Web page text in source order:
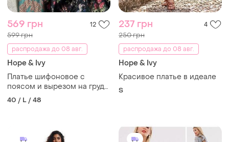
569 грн 12
599 грн
распродажа до 08 авг.
Hope & Ivy
Платье шифоновое с
поясом и вырезом на груди
в цветочный принт миди
40 / L / 48
237 грн 4
250 грн
распродажа до 08 авг.
Hope & Ivy
Красивое платье в идеале
S